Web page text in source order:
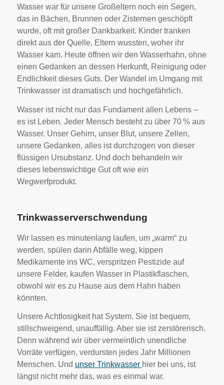
Wasser war für unsere Großeltern noch ein Segen,
das in Bächen, Brunnen oder Zisternen geschöpft
wurde, oft mit großer Dankbarkeit. Kinder tranken
direkt aus der Quelle, Eltern wussten, woher ihr
Wasser kam. Heute öffnen wir den Wasserhahn, ohne
einen Gedanken an dessen Herkunft, Reinigung oder
Endlichkeit dieses Guts. Der Wandel im Umgang mit
Trinkwasser ist dramatisch und hochgefährlich.
Wasser ist nicht nur das Fundament allen Lebens –
es ist Leben. Jeder Mensch besteht zu über 70 % aus
Wasser. Unser Gehirn, unser Blut, unsere Zellen,
unsere Gedanken, alles ist durchzogen von dieser
flüssigen Ursubstanz. Und doch behandeln wir
dieses lebenswichtige Gut oft wie ein
Wegwerfprodukt.
Trinkwasserverschwendung
Wir lassen es minutenlang laufen, um „warm“ zu
werden, spülen darin Abfälle weg, kippen
Medikamente ins WC, verspritzen Pestizide auf
unsere Felder, kaufen Wasser in Plastikflaschen,
obwohl wir es zu Hause aus dem Hahn haben
könnten.
Unsere Achtlosigkeit hat System. Sie ist bequem,
stillschweigend, unauffällig. Aber sie ist zerstörerisch.
Denn während wir über vermeintlich unendliche
Vorräte verfügen, verdursten jedes Jahr Millionen
Menschen. Und unser Trinkwasser hier bei uns, ist
längst nicht mehr das, was es einmal war.